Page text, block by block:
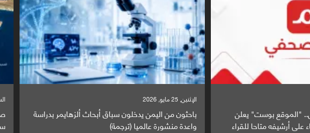
أبحاث ألزهايمر بدراسة
السبت, 23 مايو, 2026
صراع دولي يتصاعد قرب اليمن والبحر الأحمر يتحول إلى
ساحة مواجهة عالمية (ترجمة)